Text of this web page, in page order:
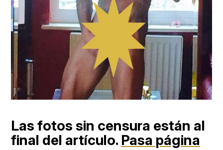
Las fotos sin censura están al
final del artículo. Pasa página